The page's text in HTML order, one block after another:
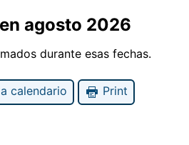
agosto 2026
durante esas fechas.
calendario Print